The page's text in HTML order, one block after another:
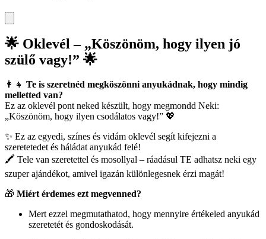
🌟 Oklevél – „Köszönöm, hogy ilyen jó
szülő vagy!” 🌟
👩‍👧 Te is szeretnéd megköszönni anyukádnak, hogy mindig
melletted van?
Ez az oklevél pont neked készült, hogy megmondd Neki:
„Köszönöm, hogy ilyen csodálatos vagy!” 💖
✨ Ez az egyedi, színes és vidám oklevél segít kifejezni a
szeretetedet és háládat anyukád felé!
🖍️ Tele van szeretettel és mosollyal – ráadásul TE adhatsz neki egy
szuper ajándékot, amivel igazán különlegesnek érzi magát!
🎁 Miért érdemes ezt megvenned?
Mert ezzel megmutathatod, hogy mennyire értékeled anyukád
szeretetét és gondoskodását.